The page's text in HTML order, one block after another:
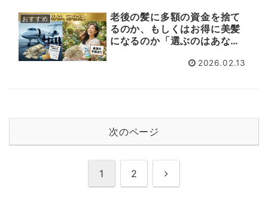
おすすめ
老後の髪に多額の資金を捨て
るのか、もしくはお得に美髪
になるのか「選ぶのはあな
2026.02.13
次のページ
1 2 次